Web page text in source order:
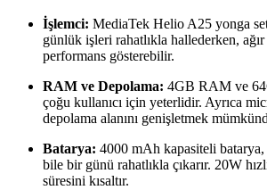
İşlemci: MediaTek Helio A25 yonga
günlük işleri rahatlıkla hallederken, ağır
performans gösterebilir.
RAM ve Depolama: 4GB RAM ve
çoğu kullanıcı için yeterlidir. Ayrıca
depolama alanını genişletmek
Batarya: 4000 mAh kapasiteli
bile bir günü rahatlıkla çıkarır. 20W
süresini kısaltır.